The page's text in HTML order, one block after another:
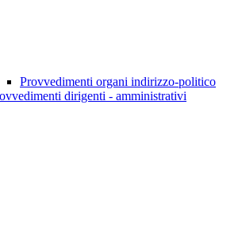
Provvedimenti organi indirizzo-politico
dirigenti - amministrativi